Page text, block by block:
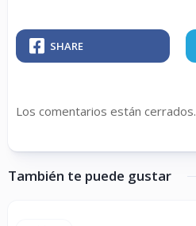
SHARE
Los comentarios están cerrados.
También te puede gustar